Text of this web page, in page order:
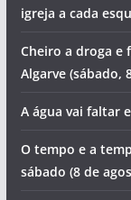
igreja a cada
Cheiro a droga e
Algarve (sábado,
A água vai faltar
O tempo e a
sábado (8 de